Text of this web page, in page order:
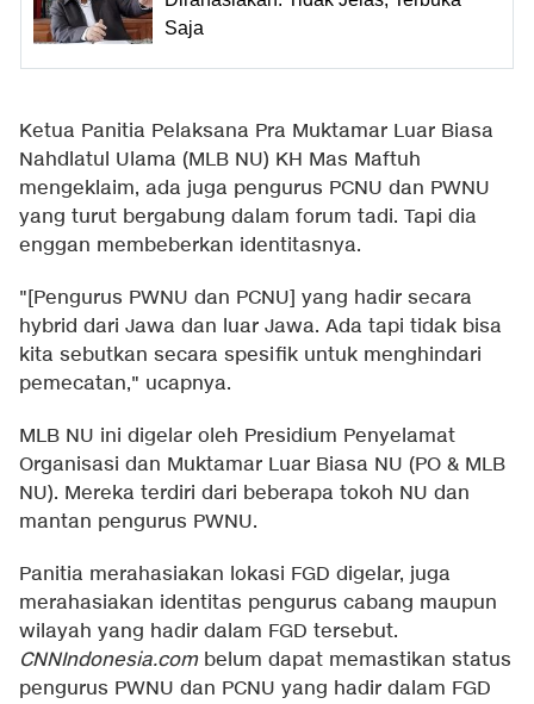
Saja
Ketua Panitia Pelaksana Pra Muktamar Luar Biasa
Nahdlatul Ulama (MLB NU) KH Mas Maftuh
mengeklaim, ada juga pengurus PCNU dan PWNU
yang turut bergabung dalam forum tadi. Tapi dia
enggan membeberkan identitasnya.
"[Pengurus PWNU dan PCNU] yang hadir secara
hybrid dari Jawa dan luar Jawa. Ada tapi tidak bisa
kita sebutkan secara spesifik untuk menghindari
pemecatan," ucapnya.
MLB NU ini digelar oleh Presidium Penyelamat
Organisasi dan Muktamar Luar Biasa NU (PO & MLB
NU). Mereka terdiri dari beberapa tokoh NU dan
mantan pengurus PWNU.
Panitia merahasiakan lokasi FGD digelar, juga
merahasiakan identitas pengurus cabang maupun
wilayah yang hadir dalam FGD tersebut.
CNNIndonesia.combelum dapat memastikan status
pengurus PWNU dan PCNU yang hadir dalam FGD